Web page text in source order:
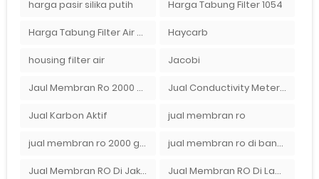
harga pasir silika putih Harga Tabung Filter 1054
Harga Tabung Filter Air Sumur Haycarb
housing filter air Jacobi
Jaul Membran Ro 2000 GPD Harga Murah Jual Conductivity Meter Lutron
Jual Karbon Aktif jual membran ro
jual membran ro 2000 gpd murah jual membran ro di bandung
Jual Membran RO Di Jakarta Selatan Jual Membran RO Di Lampung